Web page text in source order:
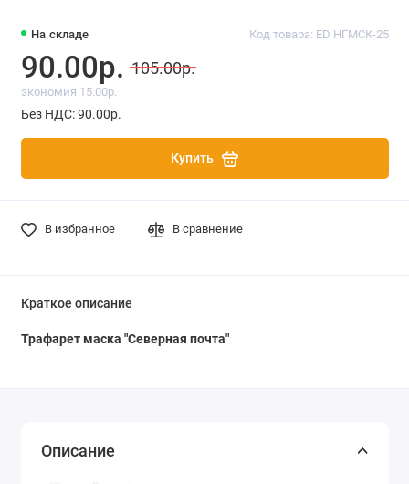
На складе Код товара: ED НГМСК-25
90.00р. 105.00р.
экономия 15.00р.
Без НДС: 90.00р.
Купить
В избранное В сравнение
Краткое описание
Трафарет маска "Северная почта"
Описание